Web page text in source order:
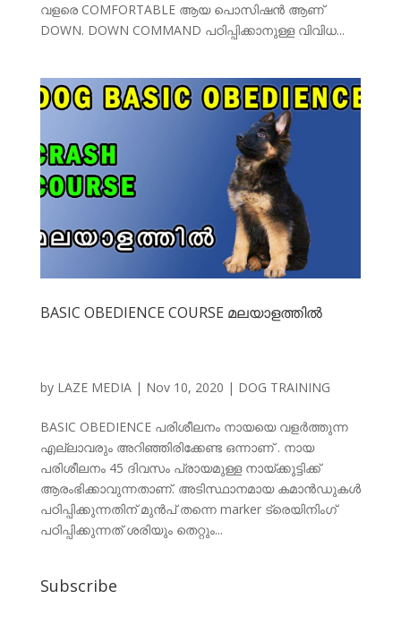
വളരെ COMFORTABLE ആയ പൊസിഷന്‍ ആണ്
DOWN. DOWN COMMAND പഠിപ്പിക്കാനുള്ള വിവിധ...
BASIC OBEDIENCE COURSE മലയാളത്തില്‍
by LAZE MEDIA| Nov 10, 2020 | DOG TRAINING
BASIC OBEDIENCE പരിശീലനം നായയെ വളര്‍ത്തുന്ന
എല്ലാവരും അറിഞ്ഞിരിക്കേണ്ട ഒന്നാണ് . നായ
പരിശീലനം 45 ദിവസം പ്രായമുള്ള നായ്ക്കുട്ടിക്ക്
ആരംഭിക്കാവുന്നതാണ്. അടിസ്ഥാനമായ കമാന്‍ഡുകള്‍
പഠിപ്പിക്കുന്നതിന് മുന്‍പ് തന്നെ marker ട്രെയിനിംഗ്
പഠിപ്പിക്കുന്നത് ശരിയും തെറ്റും...
Subscribe